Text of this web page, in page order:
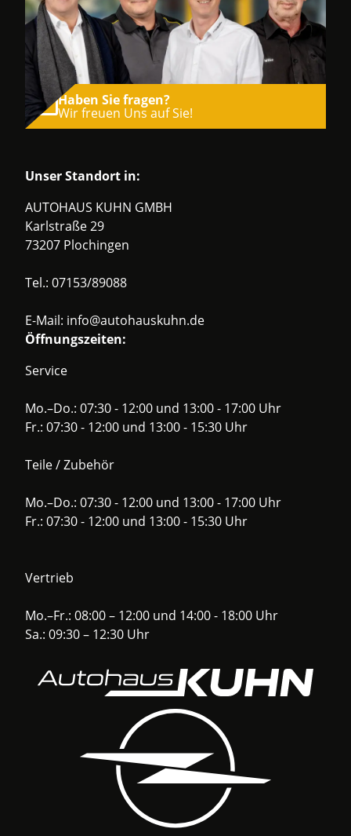
Haben Sie fragen?
Wir freuen Uns auf Sie!
Unser Standort in:
AUTOHAUS KUHN GMBH
Karlstraße 29
73207 Plochingen
Tel.: 07153/89088
E-Mail: info@autohauskuhn.de
Öffnungszeiten:
Service
Mo.–Do.: 07:30 - 12:00 und 13:00 - 17:00 Uhr
Fr.: 07:30 - 12:00 und 13:00 - 15:30 Uhr
Teile / Zubehör
Mo.–Do.: 07:30 - 12:00 und 13:00 - 17:00 Uhr
Fr.: 07:30 - 12:00 und 13:00 - 15:30 Uhr
Vertrieb
Mo.–Fr.: 08:00 – 12:00 und 14:00 - 18:00 Uhr
Sa.: 09:30 – 12:30 Uhr